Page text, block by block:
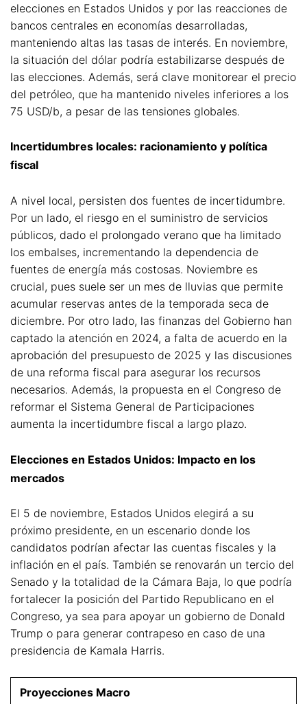
elecciones en Estados Unidos y por las reacciones de
bancos centrales en economías desarrolladas,
manteniendo altas las tasas de interés. En noviembre,
la situación del dólar podría estabilizarse después de
las elecciones. Además, será clave monitorear el precio
del petróleo, que ha mantenido niveles inferiores a los
75 USD/b, a pesar de las tensiones globales.
Incertidumbres locales: racionamiento y política
fiscal
A nivel local, persisten dos fuentes de incertidumbre.
Por un lado, el riesgo en el suministro de servicios
públicos, dado el prolongado verano que ha limitado
los embalses, incrementando la dependencia de
fuentes de energía más costosas. Noviembre es
crucial, pues suele ser un mes de lluvias que permite
acumular reservas antes de la temporada seca de
diciembre. Por otro lado, las finanzas del Gobierno han
captado la atención en 2024, a falta de acuerdo en la
aprobación del presupuesto de 2025 y las discusiones
de una reforma fiscal para asegurar los recursos
necesarios. Además, la propuesta en el Congreso de
reformar el Sistema General de Participaciones
aumenta la incertidumbre fiscal a largo plazo.
Elecciones en Estados Unidos: Impacto en los
mercados
El 5 de noviembre, Estados Unidos elegirá a su
próximo presidente, en un escenario donde los
candidatos podrían afectar las cuentas fiscales y la
inflación en el país. También se renovarán un tercio del
Senado y la totalidad de la Cámara Baja, lo que podría
fortalecer la posición del Partido Republicano en el
Congreso, ya sea para apoyar un gobierno de Donald
Trump o para generar contrapeso en caso de una
presidencia de Kamala Harris.
Proyecciones Macro